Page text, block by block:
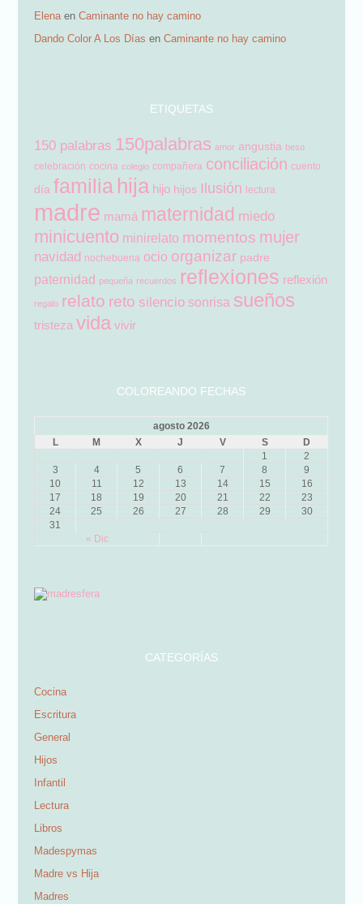
Elena enCaminante no hay camino
Dando Color A Los Días enCaminante no hay camino
ETIQUETAS
150 palabras 150palabras amor angustia beso
celebración cocina colegio compañera conciliación cuento
día familia hija hijo hijos Ilusión lectura
madre mamá maternidad miedo
minicuento minirelato momentos mujer
navidad nochebuena ocio organizar padre
paternidad pequeña recuerdos reflexiones reflexión
regalo relato reto silencio sonrisa sueños
tristeza vida vivir
COLOREANDO FECHAS
agosto 2026
L
M X J V S D
« Dic
1
2
3
4 5 6 7 8
9
10
11 12 13 14 15
16
17
18 19 20 21 22
23
24
25 26 27 28 29
30
31
CATEGORÍAS
Cocina
Escritura
General
Hijos
Infantil
Lectura
Libros
Madespymas
Madre vs Hija
Madres